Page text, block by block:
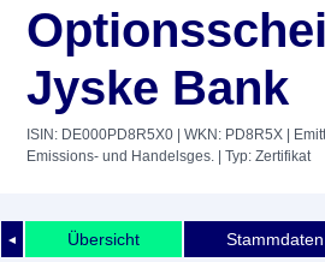
Jyske Bank
ISIN: DE000PD8R5X0 | WKN: PD8R5X |
Emissions- und Handelsges. | Typ: Zertifikat
◄ Übersicht Stammdaten